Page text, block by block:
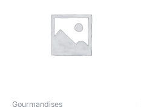
Gourmandises